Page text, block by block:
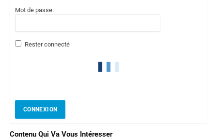
Mot de passe:
Rester connecté
CONNEXION
Contenu Qui Va Vous Intéresser